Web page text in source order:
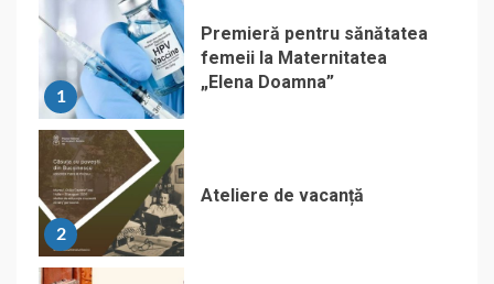
1
Premieră pentru sănătatea
femeii la Maternitatea
„Elena Doamna”
2
Ateliere de vacanță